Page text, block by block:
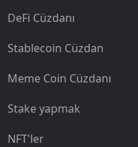
DeFi Cüzdanı
Stablecoin Cüzdan
Meme Coin Cüzdanı
Stake yapmak
NFT'ler